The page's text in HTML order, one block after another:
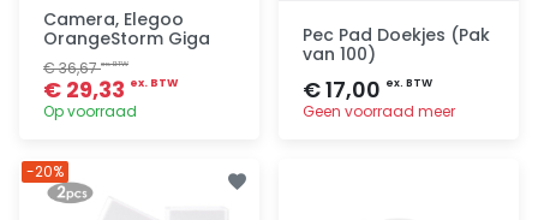
Camera, Elegoo
OrangeStorm Giga
€ 36,67ex. BTW
€ 29,33 ex. BTW
Op voorraad
Pec Pad Doekjes (Pak
van 100)
€ 17,00 ex. BTW
Geen voorraad meer
-20%